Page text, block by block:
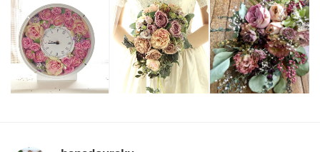
き立てるブーケや お二人の想いを形にするウェディング
アイテムをお作りします。ご希望を丁寧に伺いながら佳
き日に華を添えるお手伝いさせていただきます。